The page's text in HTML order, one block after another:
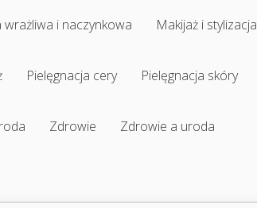
wrażliwa i naczynkowa Makijaż i stylizacja
Pielęgnacja cery Pielęgnacja skóry
Zdrowie Zdrowie a uroda